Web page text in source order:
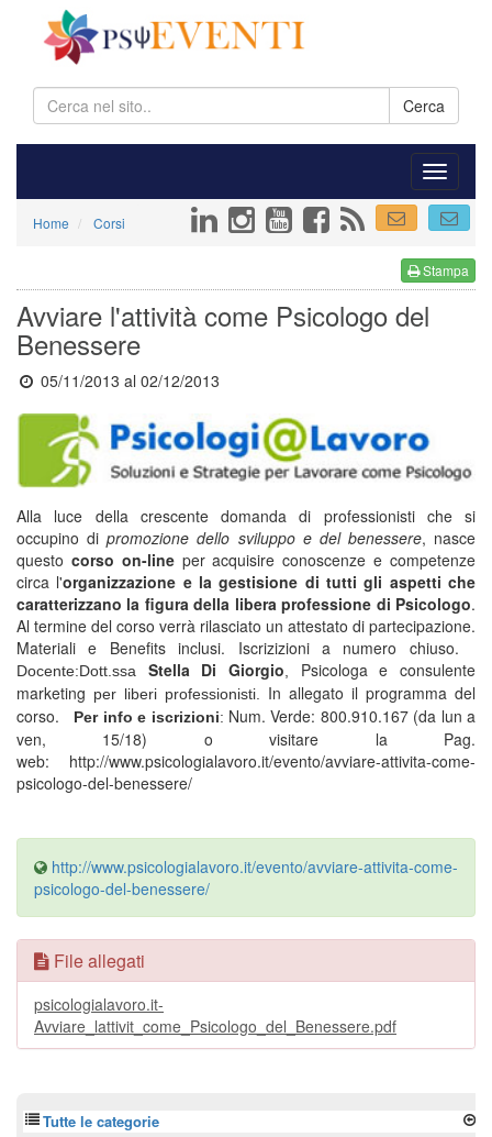
Cerca
Home Corsi
Stampa
Avviare l'attività come Psicologo del
Benessere
05/11/2013 al 02/12/2013
Alla luce della crescente domanda di professionisti che si
occupino dipromozione dello sviluppo e del benessere, nasce
questo corso on-lineper acquisire conoscenze e competenze
circa l'organizzazione e la gestisione di tutti gli aspetti che
caratterizzano la figura della libera professione di Psicologo.
Al termine del corso verrà rilasciato un attestato di partecipazione.
Materiali e Benefits inclusi. Iscrizizioni a numero chiuso.
Docente:Dott.ssa Stella Di Giorgio
Psicologa e consulente
marketing per liberi professionisti.
In allegato il programma del
corso.
Per info e iscrizioni: Num. Verde: 800.910.167 (da lun a
ven, 15/18) o visitare la Pag.
web: http://www.psicologialavoro.it/evento/avviare-attivita-come-
psicologo-del-benessere/
http://www.psicologialavoro.it/evento/avviare-attivita-come-
psicologo-del-benessere/
File allegati
psicologialavoro.it-
Avviare_lattivit_come_Psicologo_del_Benessere.pdf
Tutte le categorie